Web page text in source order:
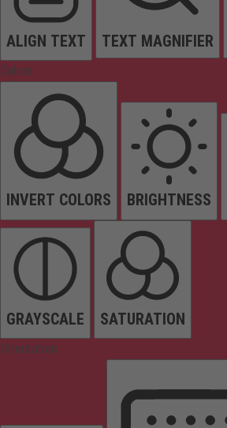
ALIGN TEXT TEXT MAGNIFIER
Colors
INVERT COLORS BRIGHTNESS
GRAYSCALE SATURATION
Orientation